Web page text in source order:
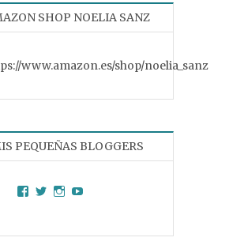
SHOP NOELIA SANZ
www.amazon.es/shop/noelia_sanz
PEQUEÑAS BLOGGERS
Facebook
TwitterInstagram